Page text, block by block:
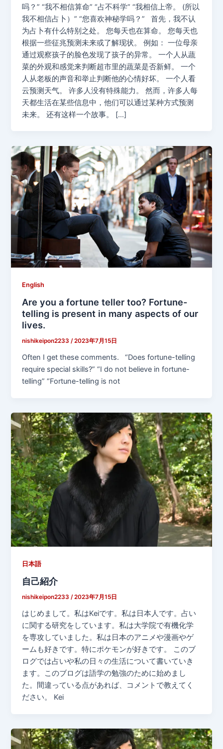
吗？” “我不相信算命” “占不科学” “我相信上帝。 (所以
我不相信占卜）” “您喜欢神秘学吗？” 首先，我不认
为占卜有什么特别之处。 您每天也在算命。 您每天也
根据一些征兆预测未来或了解现状。 例如： 一位母亲
通过观察孩子的脸色发现了孩子的异常。 一个人从蔬
菜的外观和感觉来判断超市里的蔬菜是否新鲜。 一个
人从老板的声音和举止判断他的心情好坏。 一个人看
云预测天气。 许多人没有特殊能力。 然而，许多人每
天都生活在某些信息中，他们可以通过某种方式预测
未来。 还有这样一个故事。 […]
English
Are you a fortune teller too? Fortune-
telling is present in many aspects of our
lives.
nishikeipon2233/2023年7月15日
Often I get these comments. “Does fortune-telling
require special skills?” “I do not believe in fortune-
telling” “Fortune-telling is not
日本語
自己紹介
nishikeipon2233/2023年7月15日
はじめまして。私はKeiです。私は日本人です。占い
に関する研究をしています。私は大学院で有機化学
を専攻していました。私は日本のアニメや漫画やゲ
ームも好きです。特にポケモンが好きです。 このブ
ログでは占いや私の日々の生活について書いていき
ます。このブログは語学の勉強のために始めまし
た。間違っている点があれば、コメントで教えてく
ださい。 Kei